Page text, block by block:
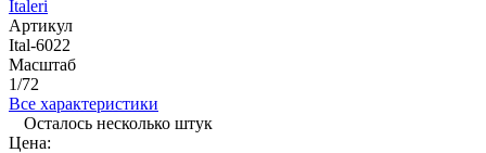
Italeri
Артикул
Ital-6022
Масштаб
1/72
Все характеристики
Осталось несколько штук
Цена: